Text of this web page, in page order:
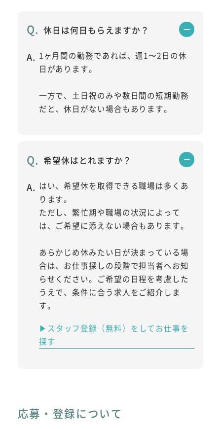
休日は何日もらえますか？
1ヶ月間の勤務であれば、週1〜2日の休
日があります。
一方で、土日祝のみや数日間の短期勤務
だと、休日がない場合もあります。
希望休はとれますか？
はい、希望休を取得できる職場は多くあ
ります。
ただし、繁忙期や職場の状況によって
は、ご希望に添えない場合もあります。
あらかじめ休みたい日が決まっている場
合は、お仕事探しの段階で担当者へお知
らせください。ご希望の日程を考慮した
うえで、条件に合う求人をご紹介しま
す。
▶スタッフ登録（無料）をしてお仕事を
探す
応募・登録について